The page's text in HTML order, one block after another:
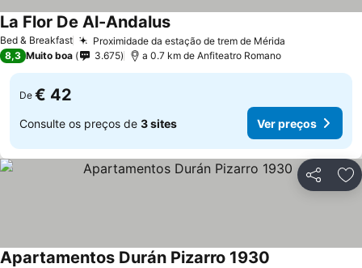
Bed & Breakfast Proximidade da estação de trem de Mérida
La Flor De Al-AndalusVer preços
8,3 Muito boa 3.675 a 0.7 km de Anfiteatro Romano
De € 42
Consulte os preços de 3 sites Ver preços
Partilhar
Apartamentos Durán Pizarro 1930